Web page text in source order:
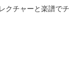
クチャーと楽譜で